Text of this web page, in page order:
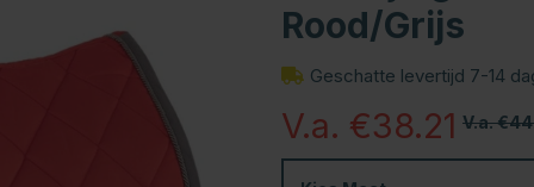
Rood/Grijs
Geschatte levertijd 7-14
V.a.
V.a. €38.21